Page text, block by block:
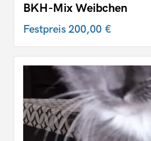
BKH-Mix Weibchen
Festpreis200,00 €